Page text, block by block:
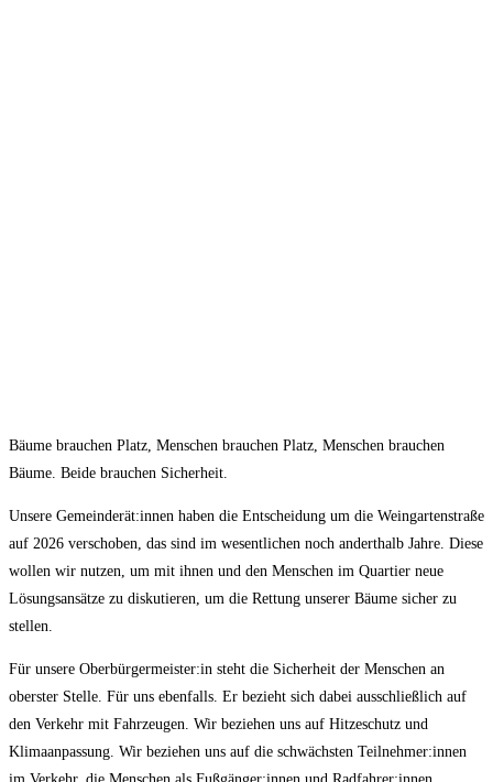
Bäume brauchen Platz, Menschen brauchen Platz, Menschen brauchen
Bäume. Beide brauchen Sicherheit.
Unsere Gemeinderät:innen haben die Entscheidung um die Weingartenstraße
auf 2026 verschoben, das sind im wesentlichen noch anderthalb Jahre. Diese
wollen wir nutzen, um mit ihnen und den Menschen im Quartier neue
Lösungsansätze zu diskutieren, um die Rettung unserer Bäume sicher zu
stellen.
Für unsere Oberbürgermeister:in steht die Sicherheit der Menschen an
oberster Stelle. Für uns ebenfalls. Er bezieht sich dabei ausschließlich auf
den Verkehr mit Fahrzeugen. Wir beziehen uns auf Hitzeschutz und
Klimaanpassung. Wir beziehen uns auf die schwächsten Teilnehmer:innen